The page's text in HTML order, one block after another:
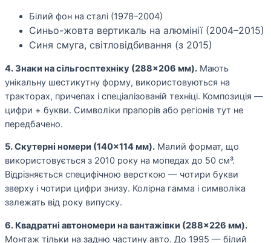
Білий фон на сталі (1978–2004)
Синьо-жовта вертикаль на алюмінії (2004–2015)
Синя смуга, світловідбивання (з 2015)
4. Знаки на сільгосптехніку (288×206 мм). Мають
унікальну шестикутну форму, використовуються на
тракторах, причепах і спеціалізованій техніці. Композиція —
цифри + букви. Символіки прапорів або регіонів тут не
передбачено.
5. Скутерні номери (140×114 мм). Малий формат, що
використовується з 2010 року на мопедах до 50 см³.
Відрізняється специфічною версткою — чотири букви
зверху і чотири цифри знизу. Колірна гамма і символіка
залежать від року випуску.
6. Квадратні автономери на вантажівки (288×226 мм).
Монтаж тільки на задню частину авто. До 1995 — білий